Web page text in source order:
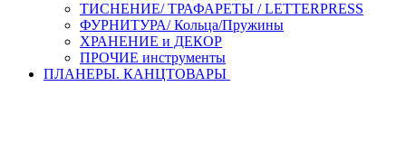
ТИСНЕНИЕ/ ТРАФАРЕТЫ / LETTERPRESS
ФУРНИТУРА/ Кольца/Пружины
ХРАНЕНИЕ и ДЕКОР
ПРОЧИЕ инструменты
ПЛАНЕРЫ. КАНЦТОВАРЫ